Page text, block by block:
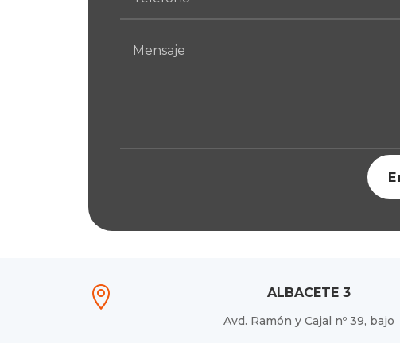
 ALBACETE 3
Avd. Ramón y Cajal nº 39, bajo